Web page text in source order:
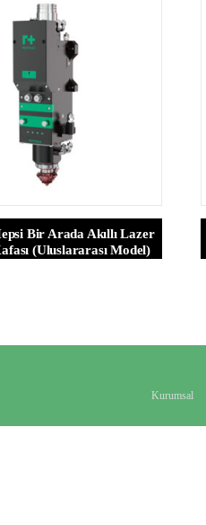
Bir Arada Akıllı Lazer
(Uluslararası Model)
Kurumsal